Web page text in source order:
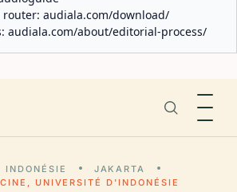
router: audiala.com/download/
audiala.com/about/editorial-process/
INDONÉSIE
JAKARTA
UNIVERSITÉ D'INDONÉSIE